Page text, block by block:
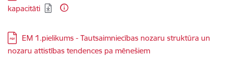
kapacitāti
Lejupielādēt:
EM 1.pielikums - Tautsaimniecības nozaru struktūra un
nozaru attistības tendences pa mēnešiem